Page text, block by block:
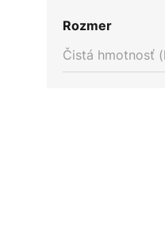
Rozmer
Čistá hmotnosť